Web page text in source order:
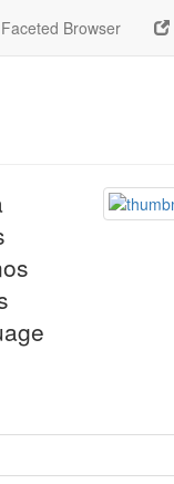
Faceted Browser